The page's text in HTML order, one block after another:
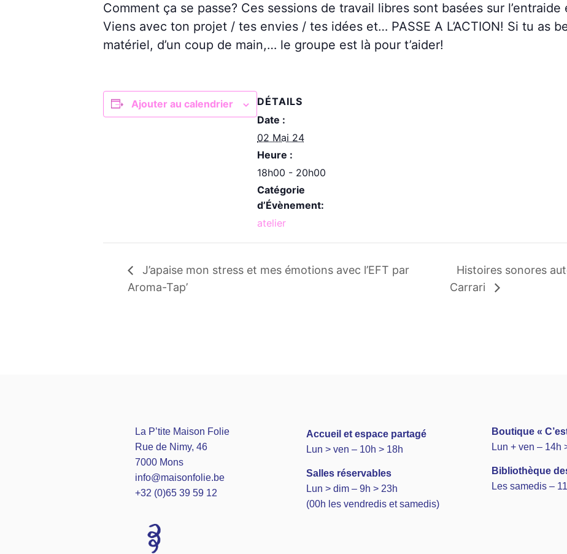
Comment ça se passe? Ces sessions de travail libres sont basées sur l’entraide
Viens avec ton projet / tes envies / tes idées et… PASSE A L’ACTION! Si tu as
matériel, d’un coup de main,… le groupe est là pour t’aider!
Ajouter au calendrier
DÉTAILS
Date :
02 Mai 24
Heure :
18h00 - 20h00
Catégorie
d’Évènement:
atelier
J’apaise mon stress et mes émotions avec l’EFT par
Aroma-Tap’
Histoires sonores
Carrari
La P’tite Maison Folie
Rue de Nimy, 46
7000 Mons
info@maisonfolie.be
+32 (0)65 39 59 12
Accueil et espace partagé
Lun > ven – 10h > 18h
Salles réservables
Lun > dim – 9h > 23h
(00h les vendredis et samedis)
Boutique «
Lun + ven – 14h
Bibliothèque
Les samedis –